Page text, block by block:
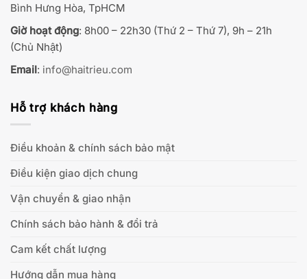
Bình Hưng Hòa, TpHCM
Giờ hoạt động: 8h00 – 22h30 (Thứ 2 – Thứ 7), 9h – 21h
(Chủ Nhật)
Email: info@haitrieu.com
Hỗ trợ khách hàng
Điều khoản & chính sách bảo mật
Điều kiện giao dịch chung
Vận chuyển & giao nhận
Chính sách bảo hành & đổi trả
Cam kết chất lượng
Hướng dẫn mua hàng